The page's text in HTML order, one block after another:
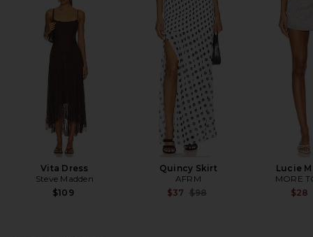
Vita Dress
Steve Madden
$109
Quincy Skirt
AFRM
$37 Previous price:
$98
Lucie
MORE
$28